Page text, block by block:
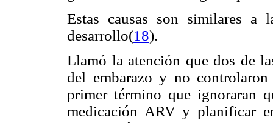
Estas causas son similares a
desarrollo(18).
Llamó la atención que dos de
del embarazo y no
primer término que ignoraran
medicación ARV y planificar